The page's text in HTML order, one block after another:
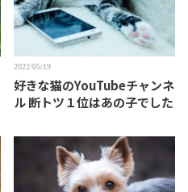
2022/05/19
好きな猫のYouTubeチャンネ
ル 断トツ１位はあの子でした